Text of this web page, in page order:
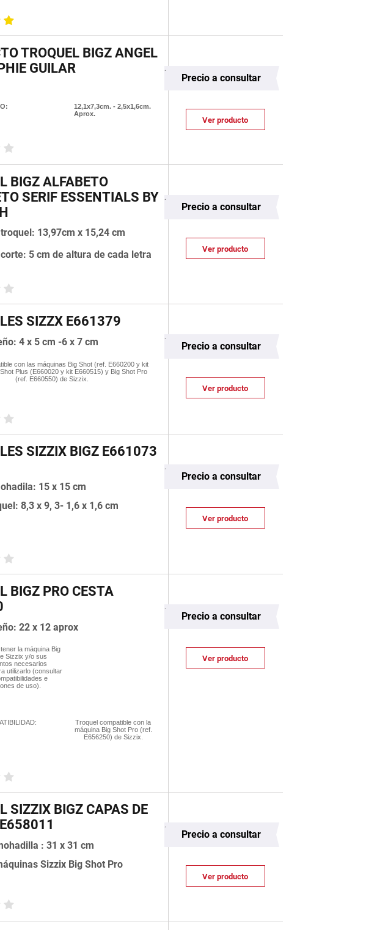
TROQUEL BIGZ ANGEL
GUILAR
12,1x7,3cm. - 2,5x1,6cm.
Aprox.
Precio a consultar
Ver producto
BIGZ ALFABETO
SERIF ESSENTIALS BY
13,97cm x 15,24 cm
5 cm de altura de cada letra
Precio a consultar
Ver producto
SIZZX E661379
4 x 5 cm -6 x 7 cm
con las máquinas Big Shot (ref. E660200 y kit
Plus (E660020 y kit E660515) y Big Shot Pro
(ref. E660550) de Sizzix.
Precio a consultar
Ver producto
SIZZIX BIGZ E661073
15 x 15 cm
8,3 x 9, 3- 1,6 x 1,6 cm
Precio a consultar
Ver producto
BIGZ PRO CESTA
22 x 12 aprox
la máquina Big
Sizzix y/o sus
necesarios
utilizarlo (consultar
e
de uso).
Troquel compatible con la
máquina Big Shot Pro (ref.
E656250) de Sizzix.
Precio a consultar
Ver producto
SIZZIX BIGZ CAPAS DE
: 31 x 31 cm
Sizzix Big Shot Pro
Precio a consultar
Ver producto